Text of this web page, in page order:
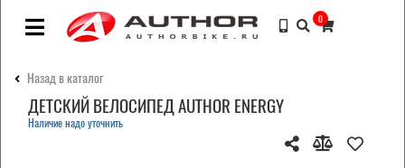
0
Назад в каталог
ДЕТСКИЙ ВЕЛОСИПЕД AUTHOR ENERGY
Наличие надо уточнить